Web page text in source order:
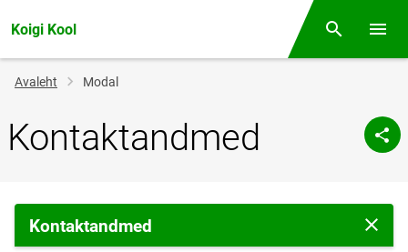
Koigi Kool Otsing
Jälglink
Avaleht Modal
Kontaktandmed
Kontaktandmed Sulge